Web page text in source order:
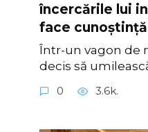
încercările lui
face
Într-un vagon de
decis să
0 3.6k.